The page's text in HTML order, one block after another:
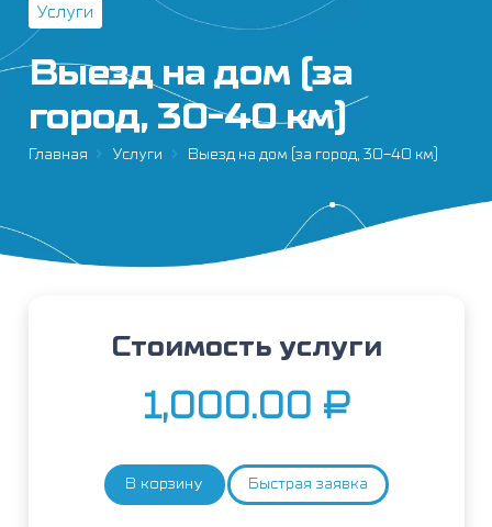
Услуги
Выезд на дом (за
город, 30-40 км)
Главная Услуги Выезд на дом (за город, 30-40 км)
Стоимость услуги
1,000.00 ₽
Количество
В корзину Быстрая заявка